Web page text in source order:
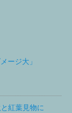
ージ大」
紅葉見物に